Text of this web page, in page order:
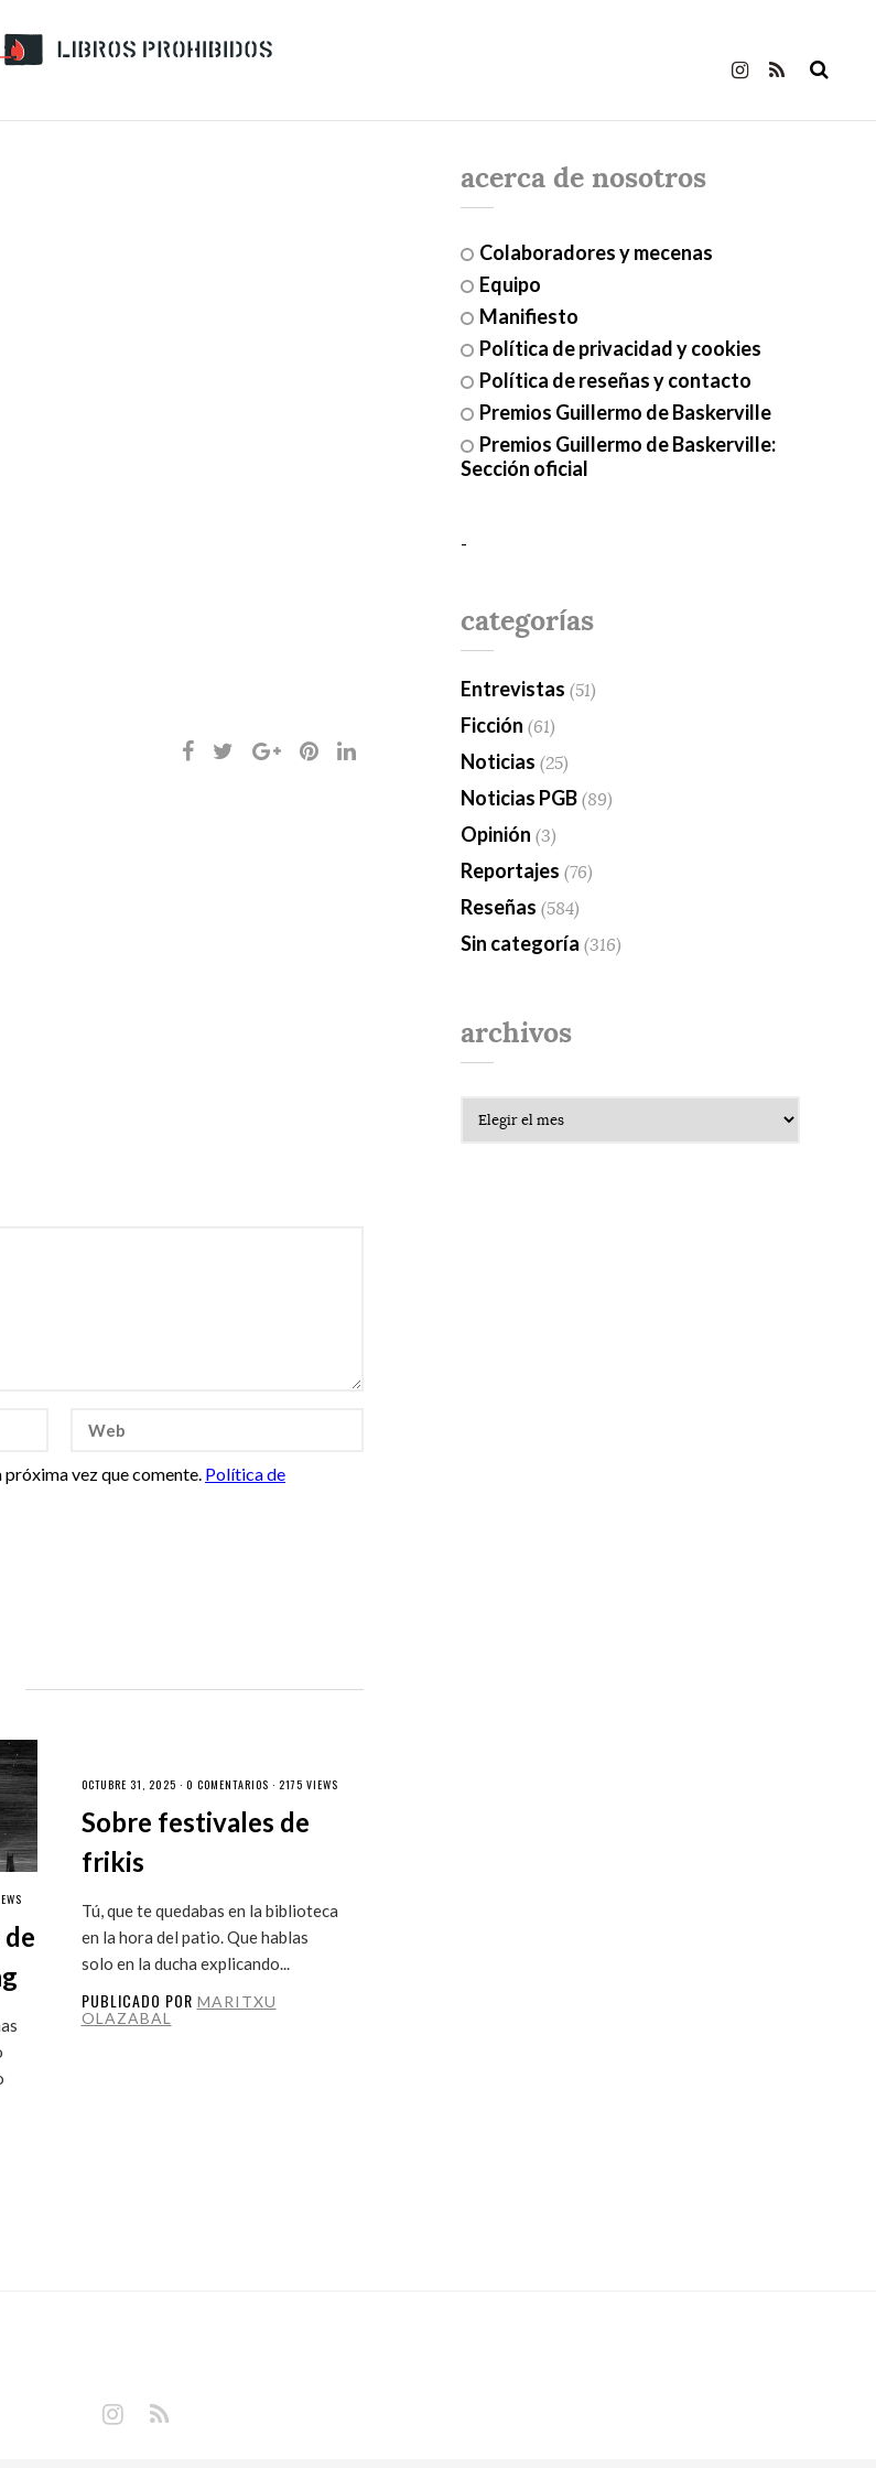
vez que comente. Política de
OCTUBRE 31, 2025 · 0 COMENTARIOS · 2175 VIEWS
Sobre festivales de
frikis
Tú, que te quedabas en la biblioteca
en la hora del patio. Que hablas
solo en la ducha explicando...
PUBLICADO POR MARITXU
OLAZABAL
acerca de nosotros
Colaboradores y mecenas
Equipo
Manifiesto
Política de privacidad y cookies
Política de reseñas y contacto
Premios Guillermo de Baskerville
Premios Guillermo de Baskerville:
Sección oficial
-
categorías
Entrevistas (51)
Ficción (61)
Noticias (25)
Noticias PGB (89)
Opinión (3)
Reportajes (76)
Reseñas (584)
Sin categoría (316)
archivos